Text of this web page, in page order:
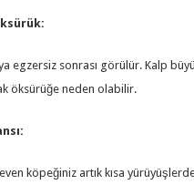
egzersiz sonrası görülür. Kalp
öksürüğe neden olabilir.
köpeğiniz artık kısa